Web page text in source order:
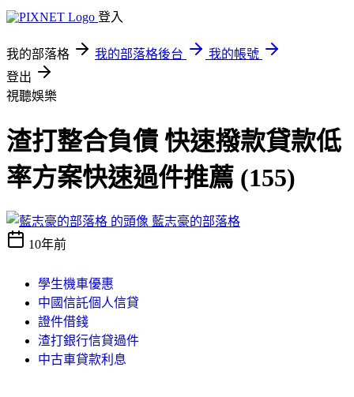
登入
我的部落格 我的部落格後台
我的帳號
登出
視聽娛樂
渣打整合負債 快速撥款貸款低
率方案快速過件推薦 (155)
藍志豪的部落格
10年前
學生機車優惠
中國信託個人信貸
證件借錢
渣打銀行信貸過件
中古車貸款利息